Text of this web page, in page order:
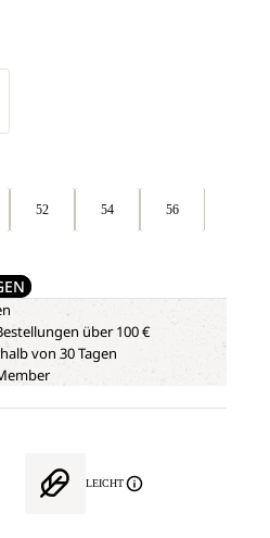
52 54 56
über 100 €
von 30 Tagen
LEICHT